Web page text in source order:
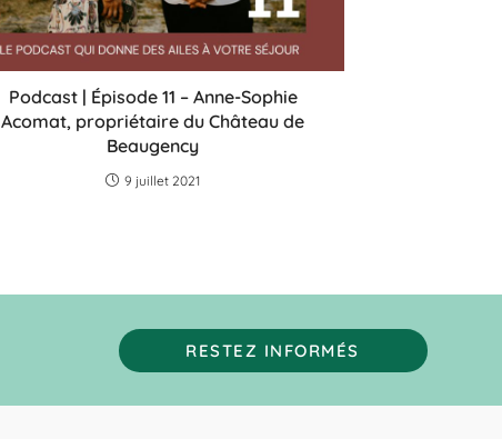
Podcast | Épisode 11 – Anne-Sophie
Acomat, propriétaire du Château de
Beaugency
9 juillet 2021
RESTEZ INFORMÉS